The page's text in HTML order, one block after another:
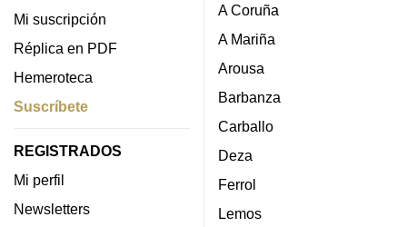
Mi suscripción
Réplica en PDF
Hemeroteca
Suscríbete
REGISTRADOS
Mi perfil
Newsletters
A Coruña
A Mariña
Arousa
Barbanza
Carballo
Deza
Ferrol
Lemos